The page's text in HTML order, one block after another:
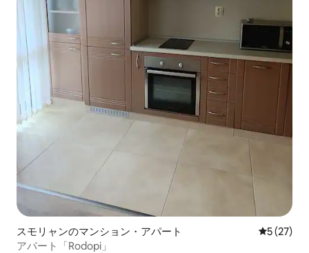
スモリャンのマンション・アパート レビュー
5 (27)
アパート「Rodopi」